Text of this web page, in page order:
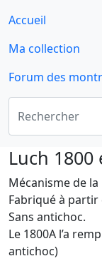
Accueil
Ma collection
Forum des
Luch 1800
Mécanisme de
Fabriqué à partir
Sans antichoc.
Le 1800A l’a
antichoc)